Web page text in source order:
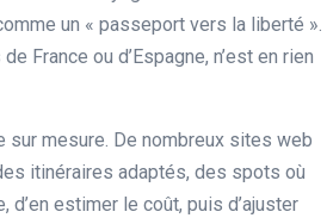
un « passeport vers la liberté ».
France ou d’Espagne, n’est en rien
sur mesure. De nombreux sites web
itinéraires adaptés, des spots où
estimer le coût, puis d’ajuster